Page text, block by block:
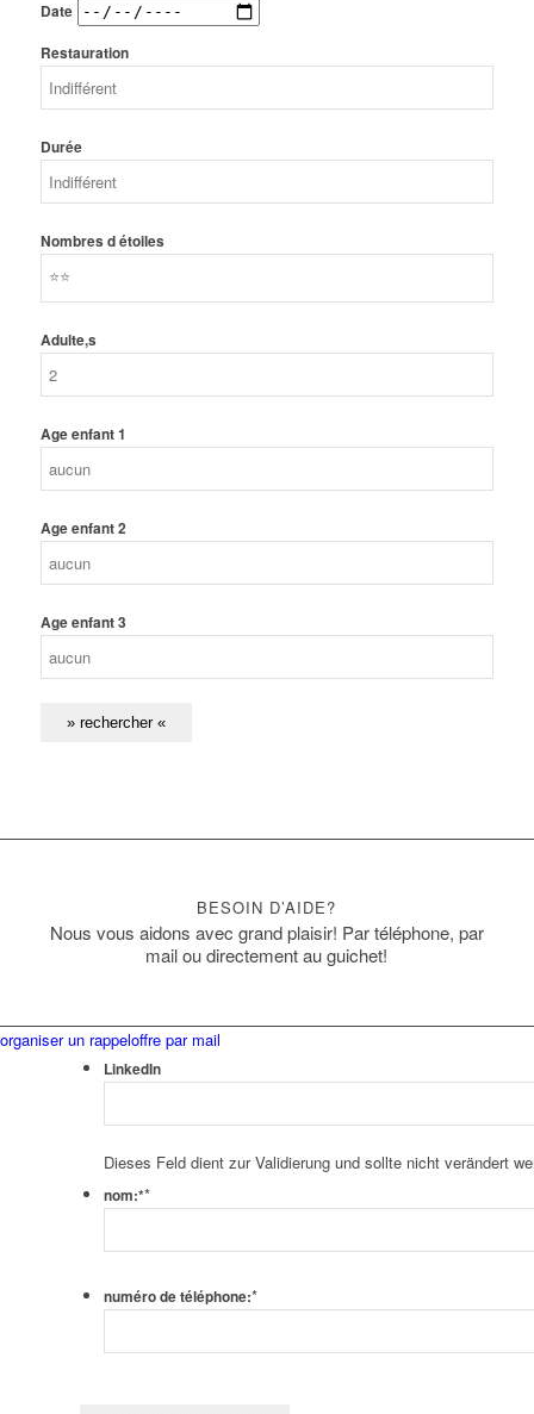
Date
Restauration
Durée
Nombres d étoiles
Adulte,s
Age enfant 1
Age enfant 2
Age enfant 3
BESOIN D’AIDE?
Nous vous aidons avec grand plaisir! Par téléphone, par
mail ou directement au guichet!
organiser un rappeloffre par mail
LinkedIn
Dieses Feld dient zur Validierung und sollte nicht verändert
nom:**
numéro de téléphone:*